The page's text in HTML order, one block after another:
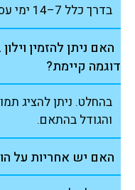
בדרך כלל 7–14 ימי עסקים, תלוי בסוג הבד ובהתקנה.
האם ניתן להזמין
דוגמה קיימת?
בהחלט. ניתן להציג
והגודל בהתאם.
האם יש אחריות על